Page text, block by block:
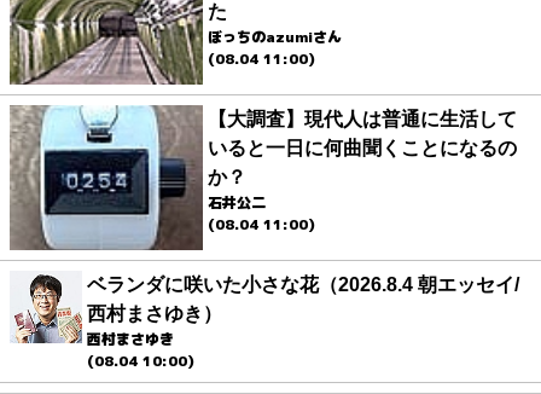
た
ぼっちのazumiさん
(08.04 11:00)
【大調査】現代人は普通に生活して
いると一日に何曲聞くことになるの
か？
石井公二
(08.04 11:00)
ベランダに咲いた小さな花（2026.8.4 朝エッセイ/
西村まさゆき）
西村まさゆき
(08.04 10:00)